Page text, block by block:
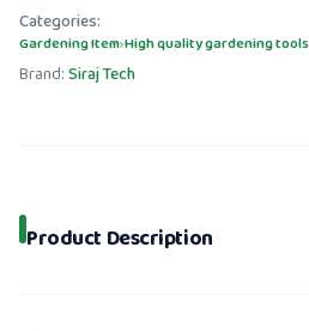
Categories:
Gardening Item›High quality gardening tools
Brand:Siraj Tech
Product Description